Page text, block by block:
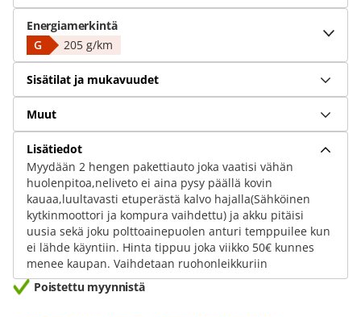
Energiamerkintä
G
205 g/km
Sisätilat ja mukavuudet
Muut
Lisätiedot
Myydään 2 hengen pakettiauto joka vaatisi vähän
huolenpitoa,neliveto ei aina pysy päällä kovin
kauaa,luultavasti etuperästä kalvo hajalla(Sähköinen
kytkinmoottori ja kompura vaihdettu) ja akku pitäisi
uusia sekä joku polttoainepuolen anturi temppuilee kun
ei lähde käyntiin. Hinta tippuu joka viikko 50€ kunnes
menee kaupan. Vaihdetaan ruohonleikkuriin
Poistettu myynnistä